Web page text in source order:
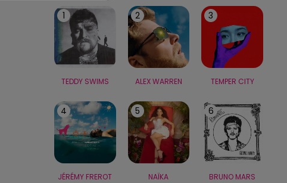
1
TEDDY SWIMS
2
ALEX WARREN
3
TEMPER CITY
4
JÉRÉMY FREROT
5
NAÏKA
6
BRUNO MARS